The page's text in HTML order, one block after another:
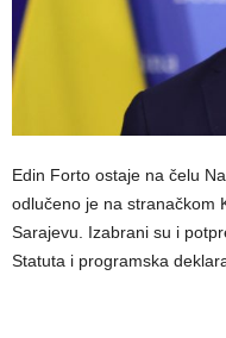
Edin Forto ostaje na čelu
odlučeno je na stranačkom
Sarajevu. Izabrani su i
Statuta i programska